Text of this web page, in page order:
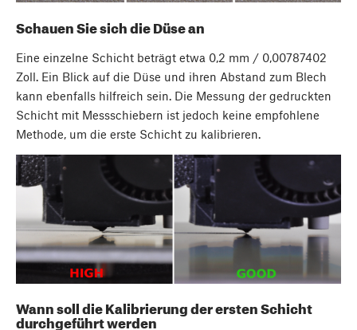
Schauen Sie sich die Düse an
Eine einzelne Schicht beträgt etwa 0,2 mm / 0,00787402
Zoll. Ein Blick auf die Düse und ihren Abstand zum Blech
kann ebenfalls hilfreich sein. Die Messung der gedruckten
Schicht mit Messschiebern ist jedoch keine empfohlene
Methode, um die erste Schicht zu kalibrieren.
Wann soll die Kalibrierung der ersten Schicht
durchgeführt werden